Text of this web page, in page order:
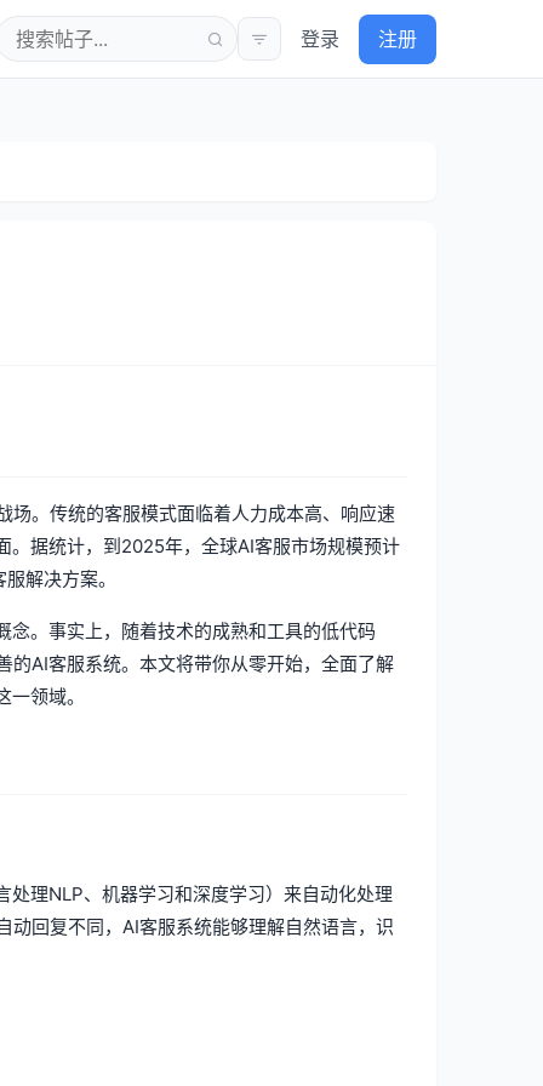
登录 注册
场。传统的客服模式面临着人力成本高、响应速
。据统计，到2025年，全球AI客服市场规模预计
解决方案。
。事实上，随着技术的成熟和工具的低代码
的AI客服系统。本文将带你从零开始，全面了解
领域。
理NLP、机器学习和深度学习）来自动化处理
回复不同，AI客服系统能够理解自然语言，识